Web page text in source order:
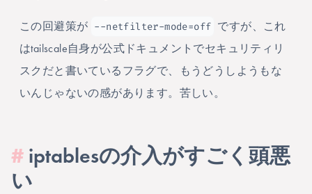
この回避策が --netfilter-mode=off ですが、これ
はtailscale自身が公式ドキュメントでセキュリティリ
スクだと書いているフラグで、もうどうしようもな
いんじゃないの感があります。苦しい。
# iptablesの介入がすごく頭悪
い